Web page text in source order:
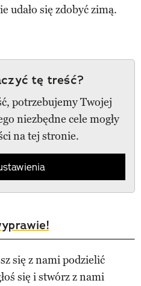
udało się zdobyć zimą.
tę treść?
potrzebujemy Twojej
niezbędne cele mogły
na tej stronie.
się z nami podzielić
się i stwórz z nami